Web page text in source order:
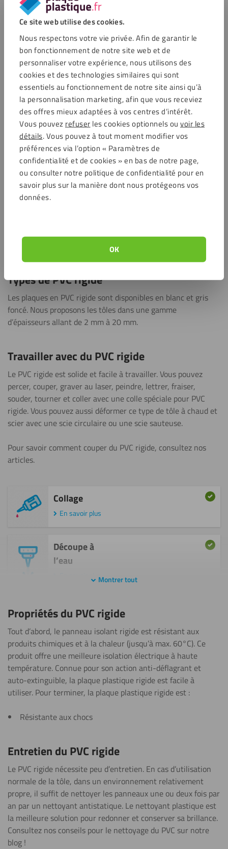
Ce site web utilise des cookies.
Nous respectons votre vie privée. Afin de garantir le
bon fonctionnement de notre site web et de
personnaliser votre expérience, nous utilisons des
cookies et des technologies similaires qui sont
essentiels au fonctionnement de notre site ainsi qu’à
la personnalisation marketing, afin que vous receviez
des offres mieux adaptées à vos centres d’intérêt.
Vous pouvez refuser les cookies optionnels ou voir les
détails. Vous pouvez à tout moment modifier vos
préférences via l’option « Paramètres de
confidentialité et de cookies » en bas de notre page,
ou consulter notre politique de confidentialité pour en
savoir plus sur la manière dont nous protégeons vos
données.
OK
Les plaques en PVC rigide sont très polyvalentes et
s’adaptent à de nombreux usages, aussi bien professionnels
que domestiques.Elles sont souvent utilisées pour:
Panneaux d’affichage et signalétiques dans l’industrie
publicitaire
Habillages extérieurs et cloisons industrielles grâce à leur
résistance aux intempéries
Cuves, bacs et protections chimiques dans le secteur
industriel ou de laboratoire
Aménagements techniques sur mesure, comme des
machines, stands d’exposition ou prototypes
Applications isolantes, aussi bien thermiques que
phoniques, pour renforcer le confort intérieur
conservent la chaleur, réduisent le bruit et résistent
Types de PVC rigide
Les plaques en PVC rigide sont disponibles en blanc et gris
foncé. Nous proposons les tôles dans une gamme
d’épaisseurs allant de 2 mm à 20 mm.
Travailler avec du PVC rigide
Le PVC rigide est solide et facile à travailler.Vous pouvez
percer, couper, graver au laser, peindre, lettrer, fraiser,
souder, tourner et coller avec une colle spéciale pour PVC
rigide.Vous pouvez aussi déformer ce type de tôle à chaud et
scier avec une scie circulaire ou une scie sauteuse.
Pour savoir comment couper du PVC rigide, consultez nos
articles.
Collage
En savoir plus
Découpe à
l’eau
En savoir plus
En savoir plus
Perçage
En savoir plus
circulaire)
Sciage (scie
sauteuse)
En savoir plus
Découper
Montrer tout
Propriétés du PVC rigide
Tout d’abord, le panneau isolant rigide est résistant aux
produits chimiques et à la chaleur (jusqu’à max. 60°C). Ce
produit offre une meilleure isolation électrique à haute
température. Connue pour son action anti-déflagrant et
auto-extinguible, la plaque plastique rigide est facile à
utiliser. Pour terminer, la plaque plastique rigide est :
Résistante aux chocs
Entretien du PVC rigide
Le PVC rigide nécessite peu d’entretien. En cas d’utilisation
normale de la tôle, dans un environnement relativement
propre, il suffit de nettoyer les panneaux une ou deux fois par
an par un nettoyant antistatique. Le nettoyant plastique est
la meilleure solution pour redonner et conserver sa brillance.
Consultez nos conseils pour le nettoyage du PVC sur notre
blog !